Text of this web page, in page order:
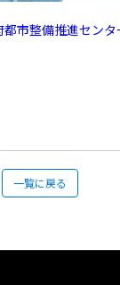
市整備推進セン
一覧に戻る